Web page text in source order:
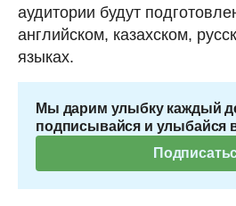
аудитории будут
английском, казахском,
языках.
Мы дарим улыбку каждый
подписывайся и улыбайся